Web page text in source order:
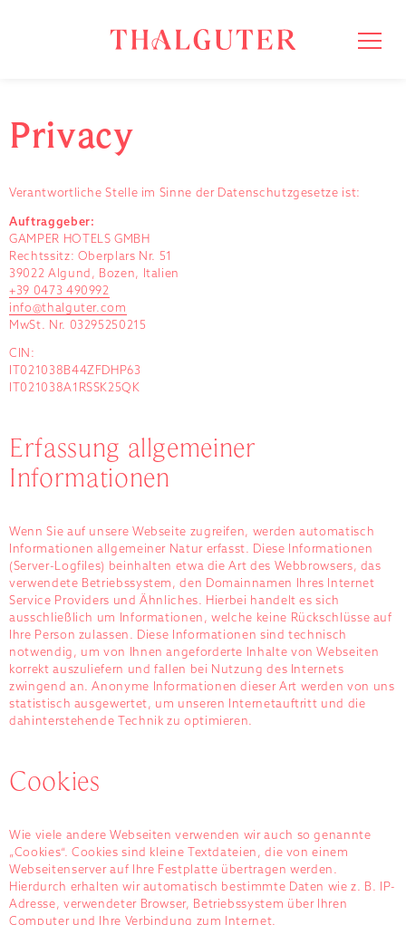
Privacy
Verantwortliche Stelle im Sinne der Datenschutzgesetze ist:
Auftraggeber:
GAMPER HOTELS GMBH
Rechtssitz: Oberplars Nr. 51
39022 Algund, Bozen, Italien
+39 0473 490992
info@thalguter.com
MwSt. Nr. 03295250215
CIN:
IT021038B44ZFDHP63
IT021038A1RSSK25QK
Erfassung allgemeiner
Informationen
Wenn Sie auf unsere Webseite zugreifen, werden automatisch
Informationen allgemeiner Natur erfasst. Diese Informationen
(Server-Logfiles) beinhalten etwa die Art des Webbrowsers, das
verwendete Betriebssystem, den Domainnamen Ihres Internet
Service Providers und Ähnliches. Hierbei handelt es sich
ausschließlich um Informationen, welche keine Rückschlüsse auf
Ihre Person zulassen. Diese Informationen sind technisch
notwendig, um von Ihnen angeforderte Inhalte von Webseiten
korrekt auszuliefern und fallen bei Nutzung des Internets
zwingend an. Anonyme Informationen dieser Art werden von uns
statistisch ausgewertet, um unseren Internetauftritt und die
dahinterstehende Technik zu optimieren.
Cookies
Wie viele andere Webseiten verwenden wir auch so genannte
„Cookies“. Cookies sind kleine Textdateien, die von einem
Webseitenserver auf Ihre Festplatte übertragen werden.
Hierdurch erhalten wir automatisch bestimmte Daten wie z. B. IP-
Adresse, verwendeter Browser, Betriebssystem über Ihren
Computer und Ihre Verbindung zum Internet.